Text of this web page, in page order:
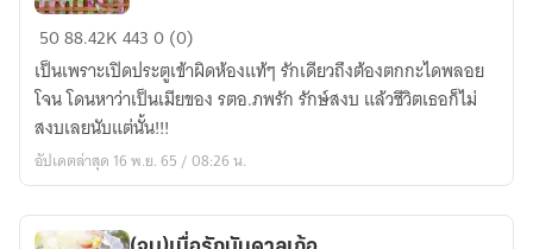
(จบ)
แพ้
ทาง
กามเทพ
5088.42K4430 (0)
เป็นเพราะเปิดประตูเข้าผิดห้องแท้ๆ รักเดียวถึงต้องตกกะไดพลอย
โจน โดนหาว่าเป็นเมียของ รตอ.ภพรัก รักษ์สงบ แล้วชีวิตเธอก็ไม่
สงบเลยนับแต่นั้น!!!
อัปเดตล่าสุด 16 พ.ย. 65 / 08:26 น.